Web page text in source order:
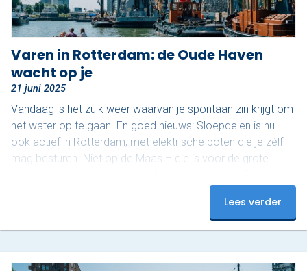
Veel gestelde vragen
Werken bij Sloepdelen
Algemene voorwaarden
Nu reserveren
Varen in Rotterdam: de Oude Haven
wacht op je
21 juni 2025
Vandaag is het zulk weer waarvan je spontaan zin krijgt om
het water op te gaan. En goed nieuws: Sloepdelen is nu
ook actief in Rotterdam, met elektrische boten die je zélf
mag besturen. Niet op de Maas – die is voor de grote
Haven. En dat maakt het juist zo relaxed. Ontdek het
mooiste stukje van Rotterdam De Oude Haven is een van
Lees verder